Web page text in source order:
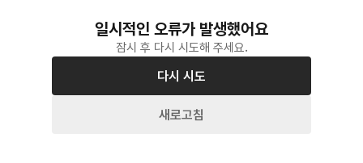
일시적인 오류가 발생했어요
잠시 후 다시 시도해 주세요.
다시 시도
새로고침